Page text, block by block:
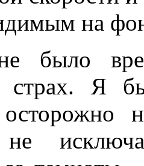
на
было
страх. Я
не